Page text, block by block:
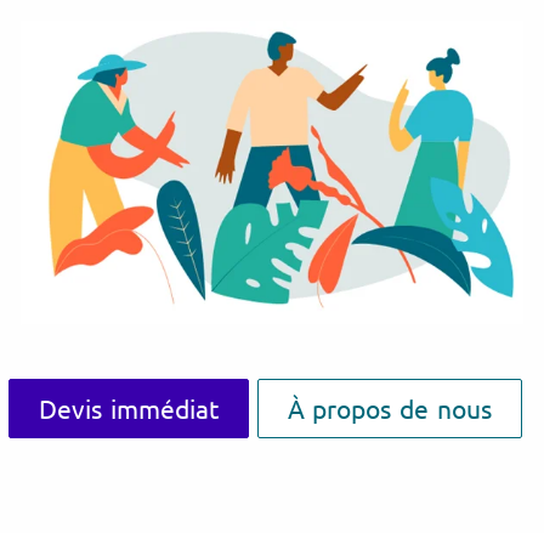
Devis immédiat À propos de nous